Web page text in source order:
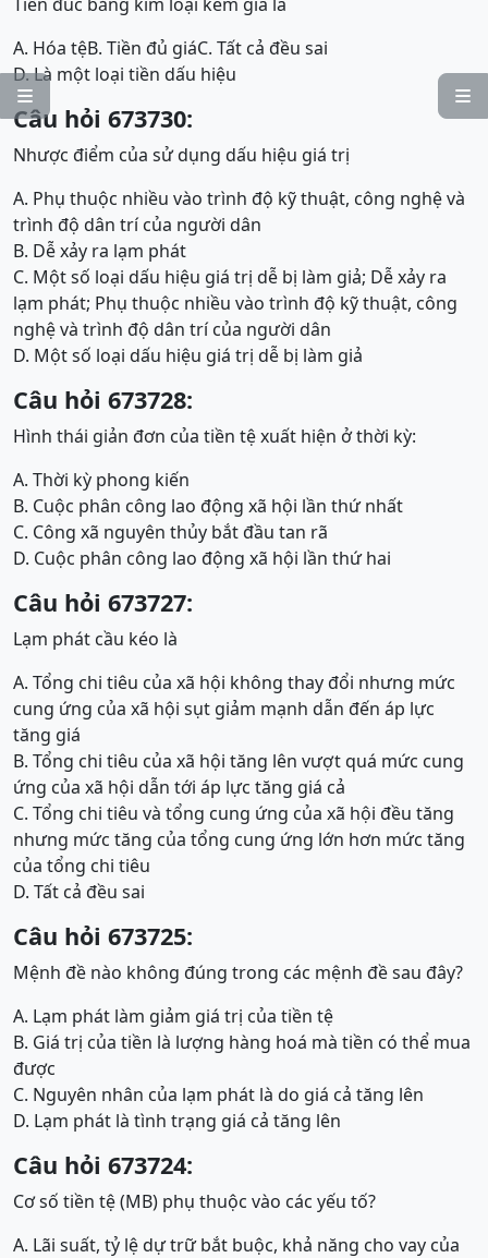


A. Hóa tệB. Tiền đủ giáC. Tất cả đều sai
D. Là một loại tiền dấu hiệu
Câu hỏi 673730:
Nhược điểm của sử dụng dấu hiệu giá trị
A. Phụ thuộc nhiều vào trình độ kỹ thuật, công nghệ và
trình độ dân trí của người dân
B. Dễ xảy ra lạm phát
C. Một số loại dấu hiệu giá trị dễ bị làm giả; Dễ xảy ra
lạm phát; Phụ thuộc nhiều vào trình độ kỹ thuật, công
nghệ và trình độ dân trí của người dân
D. Một số loại dấu hiệu giá trị dễ bị làm giả
Câu hỏi 673728:
Hình thái giản đơn của tiền tệ xuất hiện ở thời kỳ:
A. Thời kỳ phong kiến
B. Cuộc phân công lao động xã hội lần thứ nhất
C. Công xã nguyên thủy bắt đầu tan rã
D. Cuộc phân công lao động xã hội lần thứ hai
Câu hỏi 673727:
Lạm phát cầu kéo là
A. Tổng chi tiêu của xã hội không thay đổi nhưng mức
cung ứng của xã hội sụt giảm mạnh dẫn đến áp lực
tăng giá
B. Tổng chi tiêu của xã hội tăng lên vượt quá mức cung
ứng của xã hội dẫn tới áp lực tăng giá cả
C. Tổng chi tiêu và tổng cung ứng của xã hội đều tăng
nhưng mức tăng của tổng cung ứng lớn hơn mức tăng
của tổng chi tiêu
D. Tất cả đều sai
Câu hỏi 673725:
Mệnh đề nào không đúng trong các mệnh đề sau đây?
A. Lạm phát làm giảm giá trị của tiền tệ
B. Giá trị của tiền là lượng hàng hoá mà tiền có thể mua
được
C. Nguyên nhân của lạm phát là do giá cả tăng lên
D. Lạm phát là tình trạng giá cả tăng lên
Câu hỏi 673724:
Cơ số tiền tệ (MB) phụ thuộc vào các yếu tố?
A. Lãi suất, tỷ lệ dự trữ bắt buộc, khả năng cho vay của